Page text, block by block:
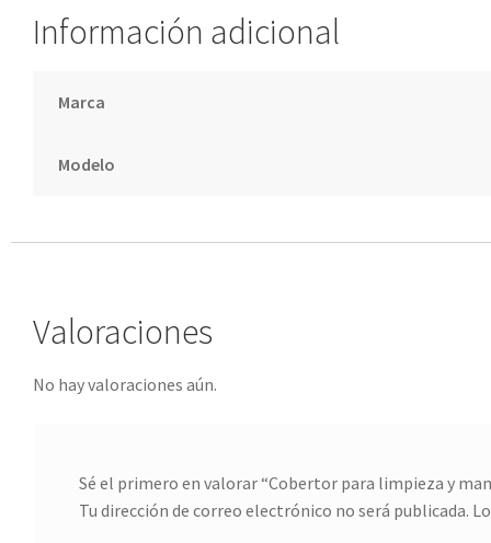
Información adicional
Marca
Modelo
Valoraciones
No hay valoraciones aún.
Sé el primero en valorar “Cobertor para limpieza y
Tu dirección de correo electrónico no será publicada.